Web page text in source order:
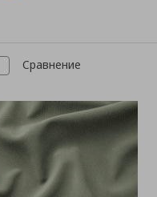
Сравнение